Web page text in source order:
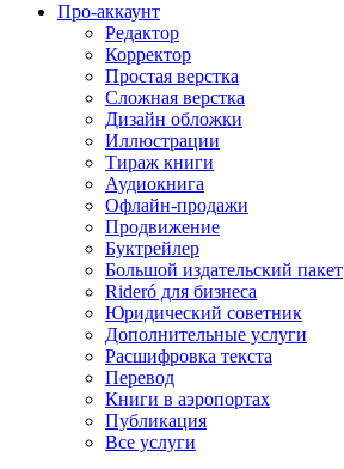
Про-аккаунт
Редактор
Корректор
Простая верстка
Сложная верстка
Дизайн обложки
Иллюстрации
Тираж книги
Аудиокнига
Офлайн-продажи
Продвижение
Буктрейлер
Большой издательский пакет
Rideró для бизнеса
Юридический советник
Дополнительные услуги
Расшифровка текста
Перевод
Книги в аэропортах
Публикация
Все услуги